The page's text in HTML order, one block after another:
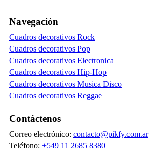
Navegación
Cuadros decorativos Rock
Cuadros decorativos Pop
Cuadros decorativos Electronica
Cuadros decorativos Hip-Hop
Cuadros decorativos Musica Disco
Cuadros decorativos Reggae
Contáctenos
Correo electrónico: contacto@pikfy.com.ar
Teléfono: +549 11 2685 8380